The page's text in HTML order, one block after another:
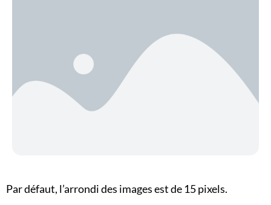
Par défaut, l’arrondi des images est de 15 pixels.